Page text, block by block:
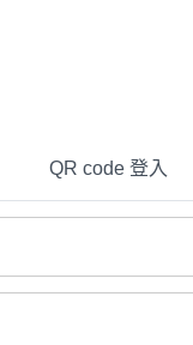
QR code 登入